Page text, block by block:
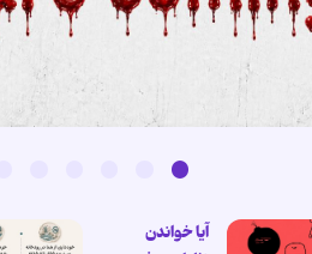
آیا خواندن